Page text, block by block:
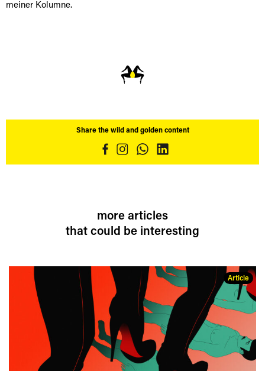
meiner Kolumne.
Share the wild and golden content
more articles
that could be interesting
Article